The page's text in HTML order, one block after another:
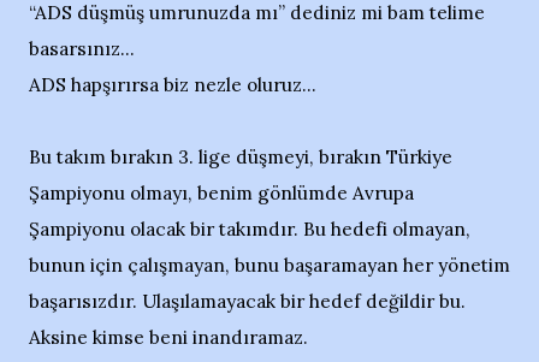
“ADS düşmüş umrunuzda mı” dediniz mi bam telime
basarsınız...
ADS hapşırırsa biz nezle oluruz...
Bu takım bırakın 3. lige düşmeyi, bırakın Türkiye
Şampiyonu olmayı, benim gönlümde Avrupa
Şampiyonu olacak bir takımdır. Bu hedefi olmayan,
bunun için çalışmayan, bunu başaramayan her yönetim
başarısızdır. Ulaşılamayacak bir hedef değildir bu.
Aksine kimse beni inandıramaz.